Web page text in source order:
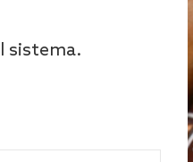
sistema.